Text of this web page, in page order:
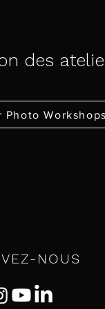
des
Photo Workshops
NOUS